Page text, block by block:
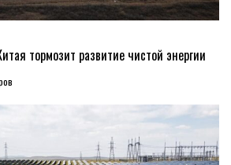
тормозит развитие чистой энергии